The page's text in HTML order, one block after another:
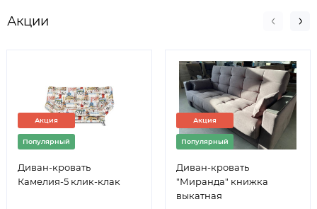
Акции
Акция
Популярный
Диван-кровать
Камелия-5 клик-клак
Акция
Популярный
Диван-кровать
"Миранда" книжка
выкатная